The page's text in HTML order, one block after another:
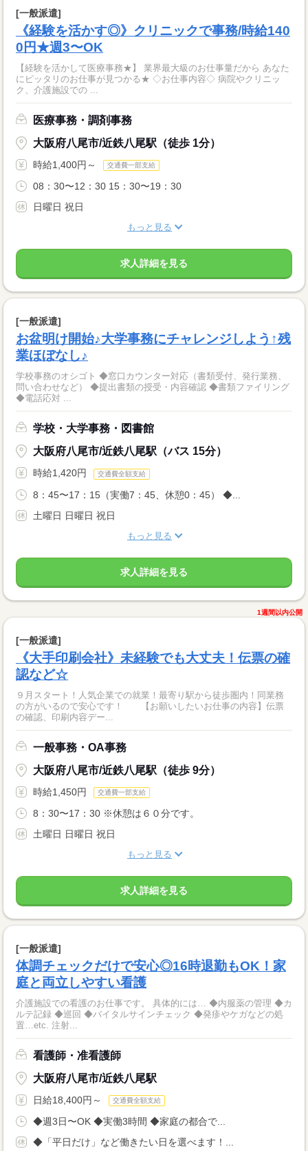
[一般派遣]
《経験を活かす◎》クリニックで事務/時給140
0円★週3〜OK
【経験を活かして医療事務★】 業界最大級のお仕事量だから あなた
にピッタリのお仕事が見つかる★ ◇お仕事内容◇ 病院やクリニッ
ク、介護施設での ...
医療事務・調剤事務
大阪府八尾市/近鉄八尾駅（徒歩 1分）
時給1,400円～ 交通費一部支給
08：30〜12：30 15：30〜19：30
日曜日 祝日
もっと見る
求人詳細を見る
[一般派遣]
お盆明け開始♪大学事務にチャレンジしよう↑残
業ほぼなし♪
学校事務のオシゴト ◆窓口カウンター対応（書類受付、発行業務、
問い合わせなど） ◆提出書類の授受・内容確認 ◆書類ファイリング
◆電話応対 ...
学校・大学事務・図書館
大阪府八尾市/近鉄八尾駅（バス 15分）
時給1,420円 交通費全額支給
8：45〜17：15（実働7：45、休憩0：45） ◆...
土曜日 日曜日 祝日
もっと見る
求人詳細を見る
1週間以内公開
[一般派遣]
《大手印刷会社》未経験でも大丈夫！伝票の確
認など☆
９月スタート！人気企業での就業！最寄り駅から徒歩圏内！同業務
の方がいるので安心です！ 【お願いしたいお仕事の内容】伝票
の確認、印刷内容デー...
一般事務・OA事務
大阪府八尾市/近鉄八尾駅（徒歩 9分）
時給1,450円 交通費一部支給
8：30〜17：30 ※休憩は６０分です。
土曜日 日曜日 祝日
もっと見る
求人詳細を見る
[一般派遣]
体調チェックだけで安心◎16時退勤もOK！家
庭と両立しやすい看護
介護施設での看護のお仕事です。 具体的には… ◆内服薬の管理 ◆カ
ルテ記録 ◆巡回 ◆バイタルサインチェック ◆発疹やケガなどの処
置…etc. 注射...
看護師・准看護師
大阪府八尾市/近鉄八尾駅
日給18,400円～ 交通費全額支給
◆週3日〜OK ◆実働3時間 ◆家庭の都合で...
◆「平日だけ」など働きたい日を選べます！...